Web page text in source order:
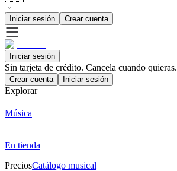
Iniciar sesión Crear cuenta
Iniciar sesión
Sin tarjeta de crédito. Cancela cuando quieras.
Crear cuenta Iniciar sesión
Explorar
Música
En tienda
PreciosCatálogo musical